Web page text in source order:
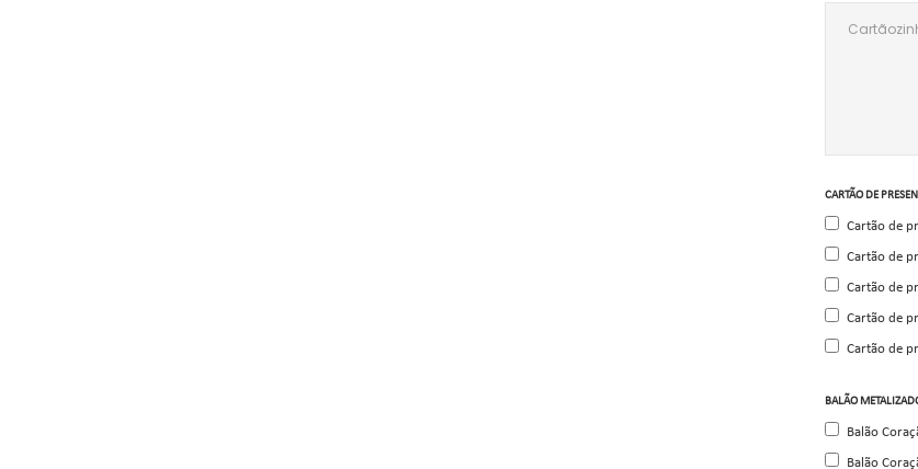
CARTÃO DE
Cartão de
Cartão de
Cartão de
Cartão de
Cartão de
BALÃO
Balão
Balão